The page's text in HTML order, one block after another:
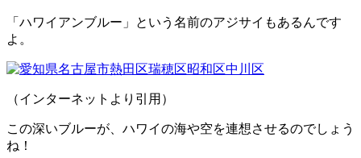
「ハワイアンブルー」という名前のアジサイもあるんです
よ。
（インターネットより引用）
この深いブルーが、ハワイの海や空を連想させるのでしょう
ね！